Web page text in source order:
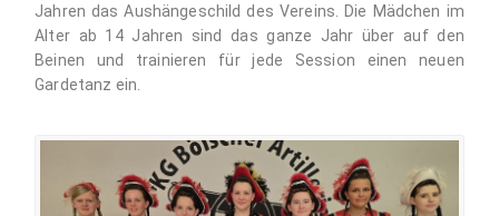
Jahren das Aushängeschild des Vereins. Die Mädchen im
Alter ab 14 Jahren sind das ganze Jahr über auf den
Beinen und trainieren für jede Session einen neuen
Gardetanz ein.